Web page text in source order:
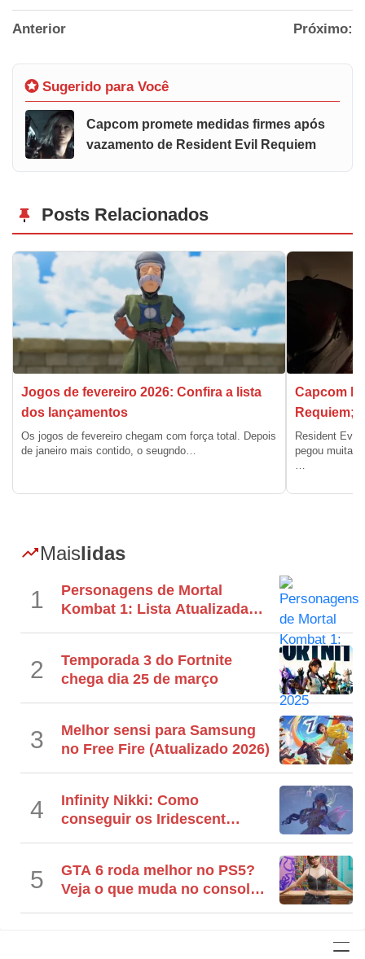
Anterior Próximo:
Sugerido para Você
Capcom promete medidas firmes após
vazamento de Resident Evil Requiem
Posts Relacionados
Jogos de fevereiro 2026: Confira a lista
dos lançamentos
Os jogos de fevereiro chegam com força total. Depois
de janeiro mais contido, o seugndo…
Capcom
Requiem;
Resident Evil
pegou muita
Maislidas
1
Personagens de Mortal
Kombat 1: Lista Atualizada
2
Temporada 3 do Fortnite
chega dia 25 de março
3
Melhor sensi para Samsung
no Free Fire (Atualizado 2026)
4
Infinity Nikki: Como
conseguir os Iridescent
5
GTA 6 roda melhor no PS5?
Veja o que muda no console